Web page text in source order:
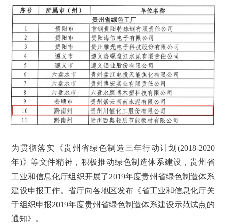
为贯彻落实《贵州省绿色制造三年行动计划 (2018-2020
年)》等文件精神，积极推动绿色制造体系建设，贵州省
工业和信息化厅组织开展了2019年度贵州省绿色制造体系
建设申报工作。省厅向各地区发布《省工业和信息化厅关
于组织申报2019年度贵州省绿色制造体系建设示范试点的
通知》。